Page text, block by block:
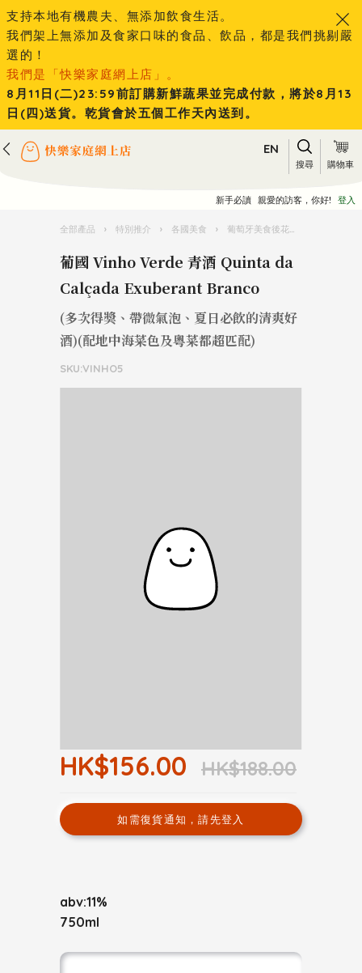
支持本地有機農夫、無添加飲食生活。
我們架上無添加及食家口味的食品、飲品，都是我們挑剔嚴
選的！
我們是「快樂家庭網上店」。
8月11日(二)23:59前訂購新鮮蔬果並完成付款，將於8月13
日(四)送貨。乾貨會於五個工作天內送到。
EN
搜尋 購物車
新手必讀 親愛的訪客，你好! 登入
全部產品 › 特別推介 › 各國美食 › 葡萄牙美食後花園
葡國 Vinho Verde 青酒 Quinta da
Calçada Exuberant Branco
(多次得獎、帶微氣泡、夏日必飲的清爽好
酒)(配地中海菜色及粵菜都超匹配)
SKU:VINHO5
HK$156.00 HK$188.00
如需復貨通知，請先登入
abv:11%
750ml